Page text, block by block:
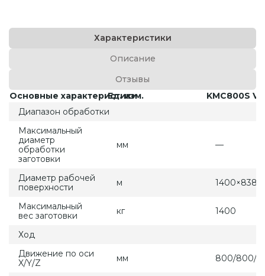
Характеристики
Описание
Отзывы
Основные характеристики
Ед. изм.
KMC800S V
Диапазон обработки
Максимальный
диаметр
обработки
заготовки
мм —
Диаметр рабочей
поверхности
м 1400×838
Максимальный
вес заготовки
кг 1400
Ход
Движение по оси
X/Y/Z
мм 800/800/